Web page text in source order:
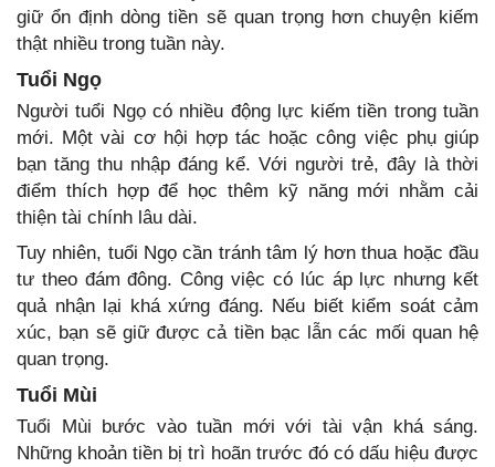
giữ ổn định dòng tiền sẽ quan trọng hơn chuyện kiếm
thật nhiều trong tuần này.
Tuổi Ngọ
Người tuổi Ngọ có nhiều động lực kiếm tiền trong tuần
mới. Một vài cơ hội hợp tác hoặc công việc phụ giúp
bạn tăng thu nhập đáng kể. Với người trẻ, đây là thời
điểm thích hợp để học thêm kỹ năng mới nhằm cải
thiện tài chính lâu dài.
Tuy nhiên, tuổi Ngọ cần tránh tâm lý hơn thua hoặc đầu
tư theo đám đông. Công việc có lúc áp lực nhưng kết
quả nhận lại khá xứng đáng. Nếu biết kiểm soát cảm
xúc, bạn sẽ giữ được cả tiền bạc lẫn các mối quan hệ
quan trọng.
Tuổi Mùi
Tuổi Mùi bước vào tuần mới với tài vận khá sáng.
Những khoản tiền bị trì hoãn trước đó có dấu hiệu được